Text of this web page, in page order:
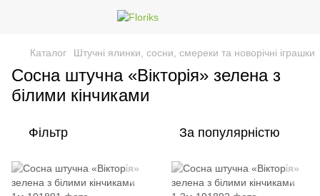
Каталог Штучні ялинки, сосни, смереки та новорічні іграшки
Сосна штучна «Вікторія» зелена з
білими кінчиками
Фільтр За популярністю